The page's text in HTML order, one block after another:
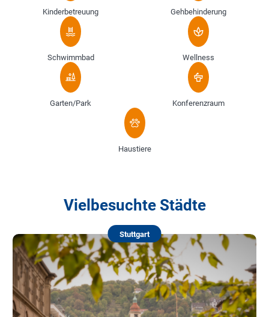
Kinderbetreuung Gehbehinderung
Schwimmbad Wellness
Garten/Park Konferenzraum
Haustiere
Vielbesuchte Städte
Stuttgart